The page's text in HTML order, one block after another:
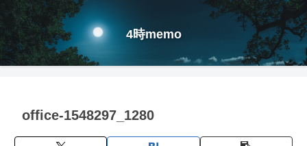
4時memo
office-1548297_1280